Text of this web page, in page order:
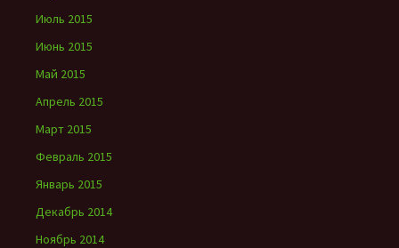
Июль 2015
Июнь 2015
Май 2015
Апрель 2015
Март 2015
Февраль 2015
Январь 2015
Декабрь 2014
Ноябрь 2014